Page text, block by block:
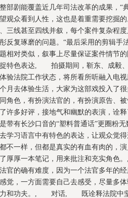
部剧能覆盖近几年司法改革的成果，“
观众看到人性，这也是着重需要挖
三线甚至四线并叙，每个案件复杂程
反复琢磨的问题。“最后采用的剪辑
相对类似，叙事上尽量保证案件情
特色表达, 拍摄期间，靳东、成毅、
验法院工作状态，将所看所听融入电
月去体验生活，大家为这部戏投入了
角色，有扮演法官的，有扮演原告
许多好评，接地气和幽默的表演，诠
带有长沙口音的“塑料普通话”更圈粉
学习语言中有特色的表达，让观众觉
不一样，但都是真实的有血有肉的，
厚厚一本笔记，用来批注和充实角
官的确有难度，因为一个法官多年的
觉，一方面需要自己去感受，尽量多
和功夫。, 对话, 既诠释法院